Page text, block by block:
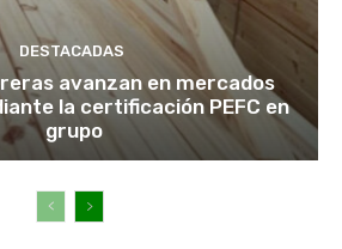
DESTACADAS
avanzan en mercados
la certificación PEFC en
grupo